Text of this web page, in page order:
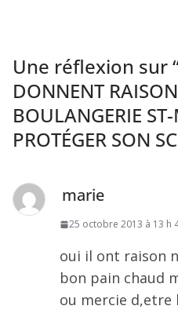
Une réflexion sur
DONNENT
BOULANGERIE
PROTÉGER SON
marie
25 octobre 2013 à 13 h
oui il ont raison
bon pain chaud
ou mercie d,etre